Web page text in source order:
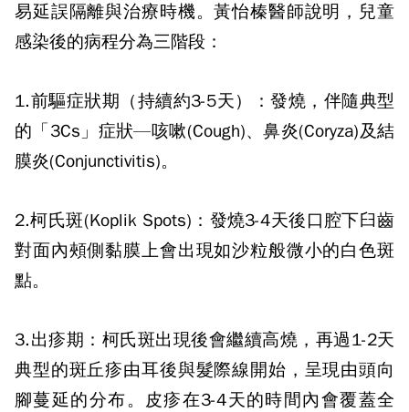
易延誤隔離與治療時機。黃怡榛醫師說明，兒童
感染後的病程分為三階段：
1.前驅症狀期（持續約3-5天）：發燒，伴隨典型
的「3Cs」症狀—咳嗽(Cough)、鼻炎(Coryza)及結
膜炎(Conjunctivitis)。
2.柯氏斑(Koplik Spots)：發燒3-4天後口腔下臼齒
對面內頰側黏膜上會出現如沙粒般微小的白色斑
點。
3.出疹期：柯氏斑出現後會繼續高燒，再過1-2天
典型的斑丘疹由耳後與髮際線開始，呈現由頭向
腳蔓延的分布。皮疹在3-4天的時間內會覆蓋全